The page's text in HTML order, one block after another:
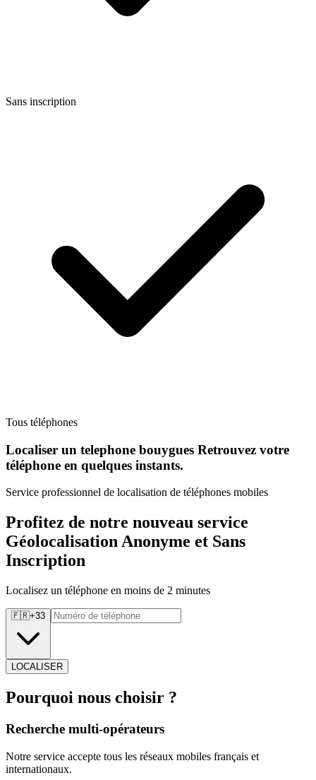
Sans inscription
Tous téléphones
Localiser un telephone bouygues Retrouvez votre
téléphone en quelques instants.
Service professionnel de localisation de téléphones mobiles
Profitez de notre nouveau service
Géolocalisation Anonyme et Sans
Inscription
Localisez un téléphone en moins de 2 minutes
🇫🇷+33
LOCALISER
Pourquoi nous choisir ?
Recherche multi-opérateurs
Notre service accepte tous les réseaux mobiles français et
internationaux.